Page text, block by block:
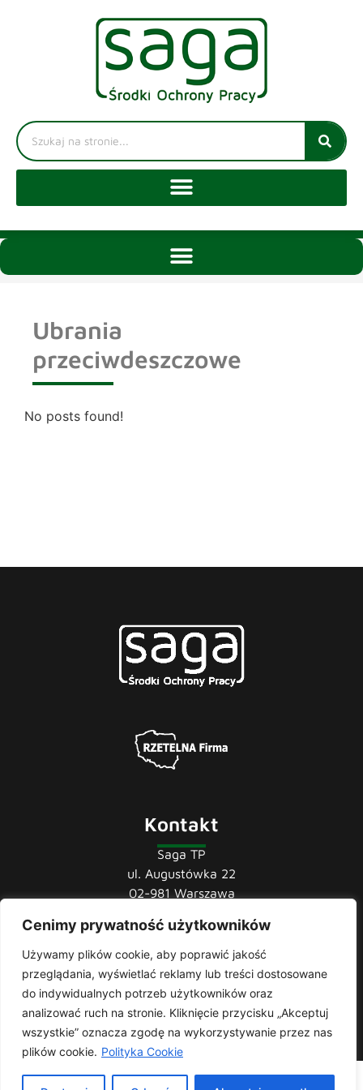
Cenimy prywatność użytkowników
Używamy plików cookie, aby poprawić jakość
przeglądania, wyświetlać reklamy lub treści dostosowane
do indywidualnych potrzeb użytkowników oraz
analizować ruch na stronie. Kliknięcie przycisku „Akceptuj
wszystkie” oznacza zgodę na wykorzystywanie przez nas
plików cookie. Polityka Cookie
Ubrania
przeciwdeszczowe
No posts found!
Kontakt
Saga TP
ul. Augustówka 22
02-981 Warszawa
tel.: 22 741 36 85
22 852 43 60
mail:biuro@sagatp.pl
Saga T.P. © 2020 All rights Reserved. Made with bySkydoo